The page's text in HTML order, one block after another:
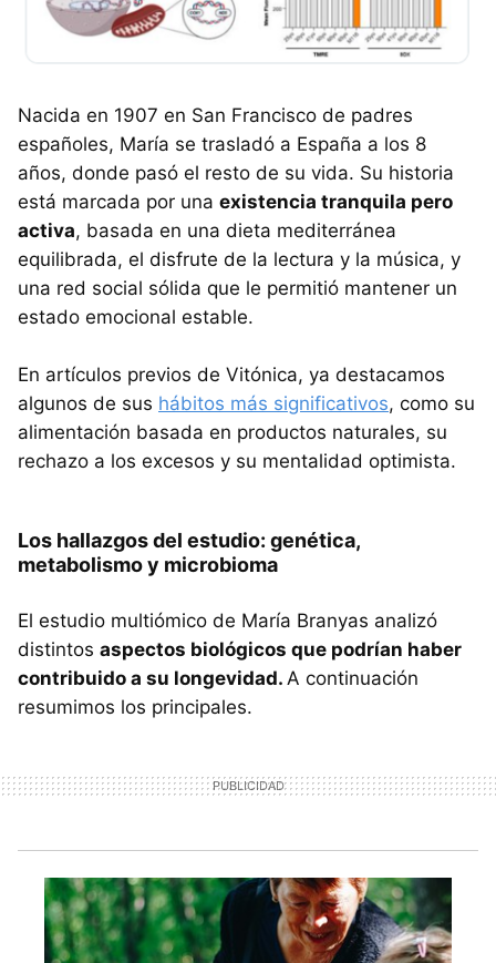
Nacida en 1907 en San Francisco de padres
españoles, María se trasladó a España a los 8
años, donde pasó el resto de su vida. Su historia
está marcada por una existencia tranquila pero
activa, basada en una dieta mediterránea
equilibrada, el disfrute de la lectura y la música, y
una red social sólida que le permitió mantener un
estado emocional estable.
En artículos previos de Vitónica, ya destacamos
algunos de sus hábitos más significativos, como su
alimentación basada en productos naturales, su
rechazo a los excesos y su mentalidad optimista.
Los hallazgos del estudio: genética,
metabolismo y microbioma
El estudio multiómico de María Branyas analizó
distintos aspectos biológicos que podrían haber
contribuido a su longevidad. A continuación
resumimos los principales.